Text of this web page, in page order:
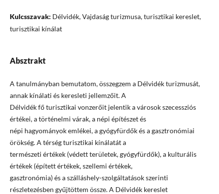
Kulcsszavak: Délvidék, Vajdaság turizmusa, turisztikai kereslet,
turisztikai kínálat
Absztrakt
A tanulmányban bemutatom, összegzem a Délvidék turizmusát,
annak kínálati és keresleti jellemzőit. A
Délvidék fő turisztikai vonzerőit jelentik a városok szecessziós
értékei, a történelmi várak, a népi építészet és
népi hagyományok emlékei, a gyógyfürdők és a gasztronómiai
örökség. A térség turisztikai kínálatát a
természeti értékek (védett területek, gyógyfürdők), a kulturális
értékek (épített értékek, szellemi értékek,
gasztronómia) és a szálláshely-szolgáltatások szerinti
részletezésben gyűjtöttem össze. A Délvidék kereslet